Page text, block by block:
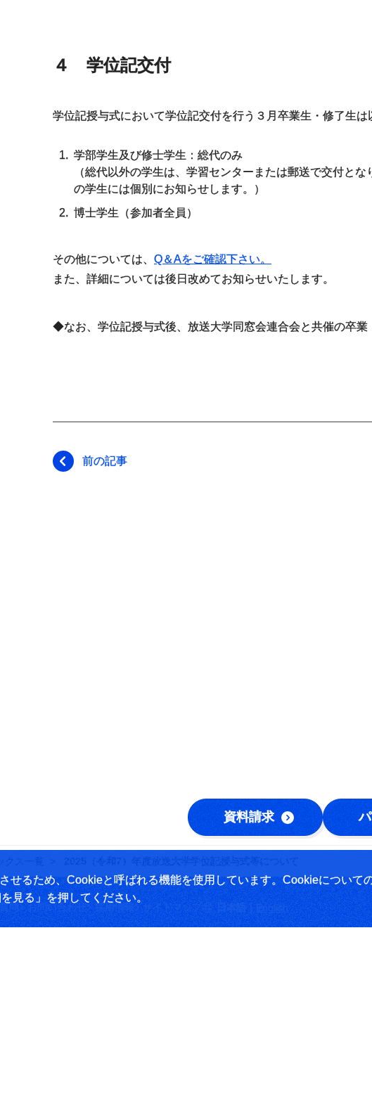
せるため、Cookieと呼ばれる機能を使用しています。Cookieについて
見る」を押してください。
４ 学位記交付
学位記授与式において学位記交付を行う３月卒業生・修了生は
学部学生及び修士学生：総代のみ
（総代以外の学生は、学習センターまたは郵送で交付と
の学生には個別にお知らせします。）
博士学生（参加者全員）
その他については、 Q＆Aをご確認下さい。
また、詳細については後日改めてお知らせいたします。
◆なお、学位記授与式後、放送大学同窓会連合会と共催の卒業
前の記事
資料請求
クス一覧 2025（令和7）年度放送大学学位記授与式等について
問 お問い合わせ 採用情報 サイトマップ 日本語 | English